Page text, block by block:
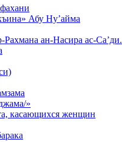
Абу Ну’айма
Рахмана ан-Насира ас-Са’ди.
»
касающихся женщин